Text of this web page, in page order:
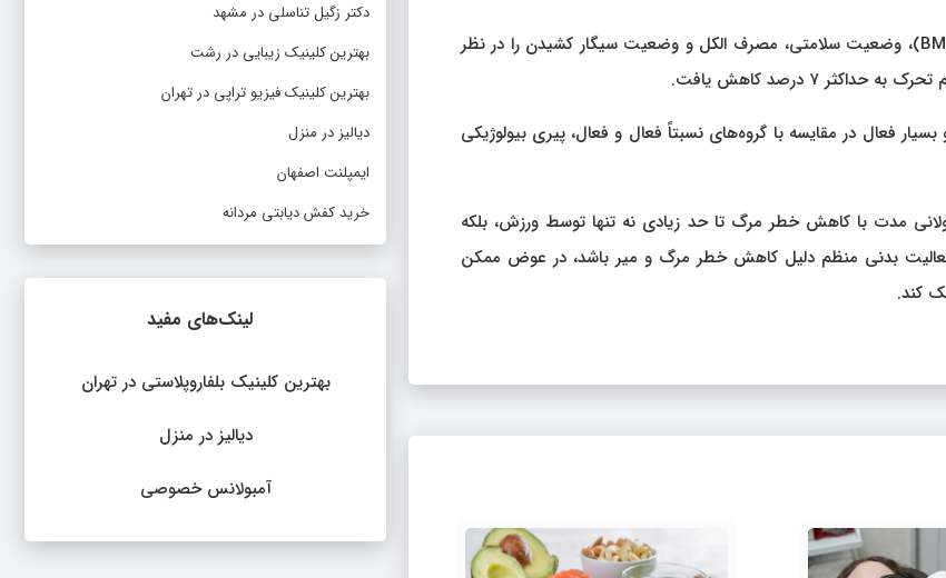
سپس محققان سایر عوامل سبک زندگی از جمله شاخص توده بدنی (BMI)، وضعیت سلامتی، مصرف الکل و وضعیت سیگار کشیدن را در نظر
۷ درصد کاهش یافت.
فعال در مقایسه با گروه‌های نسبتاً فعال و فعال، پیری بیولوژیکی
مدت با کاهش خطر مرگ تا حد زیادی نه تنها توسط ورزش، بلکه
بدنی منظم دلیل کاهش خطر مرگ و میر باشد، در عوض ممکن
کند.
دکتر زگیل تناسلی در مشهد
بهترین کلینیک زیبایی در رشت
بهترین کلینیک فیزیو تراپی در تهران
دیالیز در منزل
ایمپلنت اصفهان
خرید کفش دیابتی مردانه
لینک‌های مفید
بهترین کلینیک بلفاروپلاستی در تهران
دیالیز در منزل
آمبولانس خصوصی